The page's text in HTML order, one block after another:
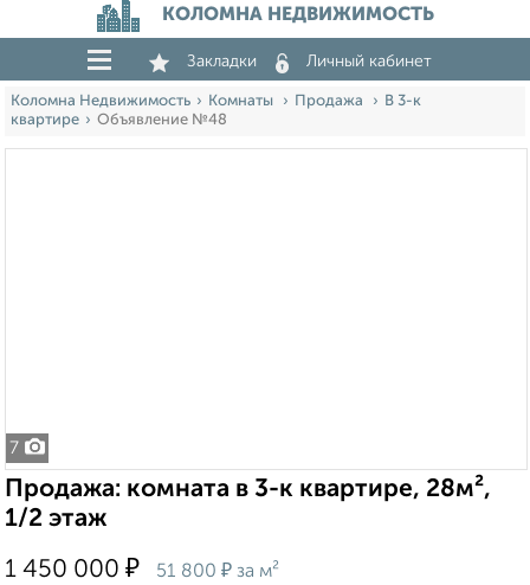
КОЛОМНА НЕДВИЖИМОСТЬ
Закладки Личный кабинет
Коломна Недвижимость Комнаты Продажа
В 3-к
квартире
Объявление №48
7
Продажа: комната в 3-к квартире, 28м²,
1/2 этаж
1 450 000 ₽ 51 800 ₽ за м²